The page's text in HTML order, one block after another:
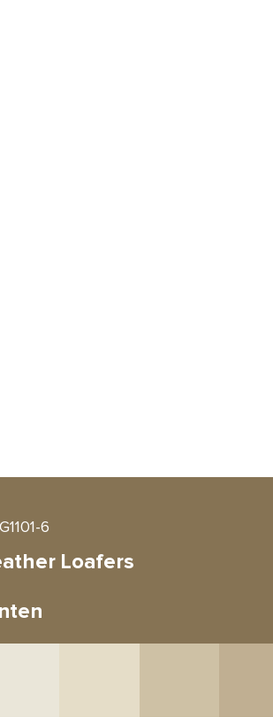
6
Loafers